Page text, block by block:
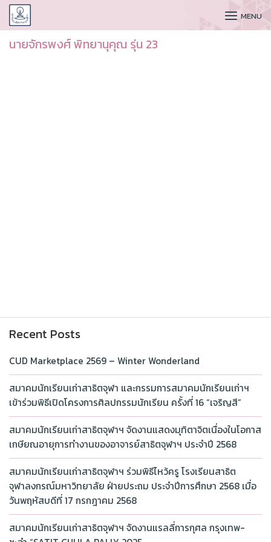
CUDAA MENU
นายจักรพงศ์ พิทยานุคุณ รุ่น 23
Recent Posts
CUD Marketplace 2569 – Winter Wonderland
สมาคมนักเรียนเก่าสาธิตจุฬา และกรรมการสมาคมนักเรียนเก่าฯ
เข้าร่วมพิธีเปิดโครงการศิลปกรรมนักเรียน ครั้งที่ 16 “เจริญสี”
สมาคมนักเรียนเก่าสาธิตจุฬาฯ จัดงานแสดงมุทิตาจิตเนื่องในโอกาส
เกษียณอายุการทำงานของอาจารย์สาธิตจุฬาฯ ประจำปี 2568
สมาคมนักเรียนเก่าสาธิตจุฬาฯ ร่วมพิธีไหว้ครู โรงเรียนสาธิต
จุฬาลงกรณ์มหาวิทยาลัย ฝ่ายประถม ประจำปีการศึกษา 2568 เมื่อ
วันพฤหัสบดีที่ 17 กรกฎาคม 2568
สมาคมนักเรียนเก่าสาธิตจุฬาฯ จัดงานแรลลี่การกุศล กรุงเทพ-